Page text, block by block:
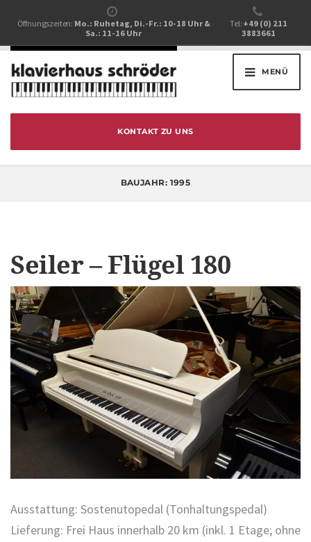
Öffnungszeiten: Mo.: Ruhetag, Di.-Fr.: 10-18 Uhr &
Sa.: 11-16 Uhr
Tel: +49 (0) 211
3883661
MENÜ
KONTAKT ZU UNS
BAUJAHR: 1995
Seiler – Flügel 180
Ausstattung: Sostenutopedal (Tonhaltungspedal)
Lieferung: Frei Haus innerhalb 20 km (inkl. 1 Etage; ohne